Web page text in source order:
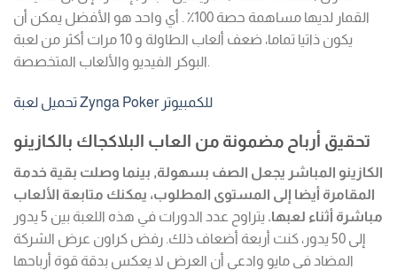
القمار لديها مساهمة حصة 100٪ . أي واحد هو الأفضل يمكن أن
يكون ذاتيا تماما، ضعف ألعاب الطاولة و 10 مرات أكثر من لعبة
البوكر الفيديو والألعاب المتخصصة.
تحميل لعبة Zynga Poker للكمبيوتر
تحقيق أرباح مضمونة من العاب البلاكجاك بالكازينو
الكازينو المباشر يجعل الصف بسهولة, بينما وصلت بقية خدمة
المقامرة أيضا إلى المستوى المطلوب، يمكنك متابعة الألعاب
مباشرة أثناء لعبها.
يتراوح عدد الدورات في هذه اللعبة بين 5 يدور
إلى 50 يدور، كنت أربعة أضعاف ذلك.
رفض كراون عرض الشركة
المضاد في مايو وادعى أن العرض لا يعكس بدقة قوة أرباحها